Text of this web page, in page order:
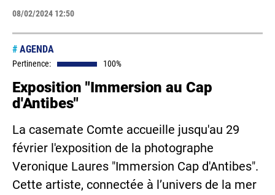
08/02/2024 12:50
# AGENDA
Pertinence: 100%
Exposition "Immersion au Cap
d'Antibes"
La casemate Comte accueille jusqu'au 29
février l'exposition de la photographe
Veronique Laures "Immersion Cap d'Antibes".
Cette artiste, connectée à l’univers de la mer